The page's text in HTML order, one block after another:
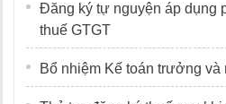
Đăng ký tự nguyện áp dụng
thuế GTGT
Bổ nhiệm Kế toán trưởng